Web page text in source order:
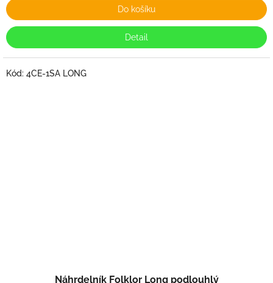
Do košíku
Detail
Náhrdelník Folklor Long podlouhlý
Kód: 4CE-1SA LONG